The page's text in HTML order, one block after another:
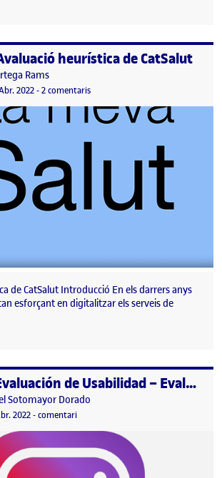
heurística de CatSalut
Rams
de publicació
202227 gener, 2023 9:31 am
-2 comentarisa PEC2. Avaluació heurística de
de CatSalut Introducció En els darrers anys
esforçant en digitalitzar els serveis de
PEC 2 Evaluación de Usabilidad – Evaluación Heurística de Instagram
Sotomayor Dorado
de publicació
202210 abril, 2022 7:33 pm
-comentariel PEC 2 Evaluación de Usabilidad –